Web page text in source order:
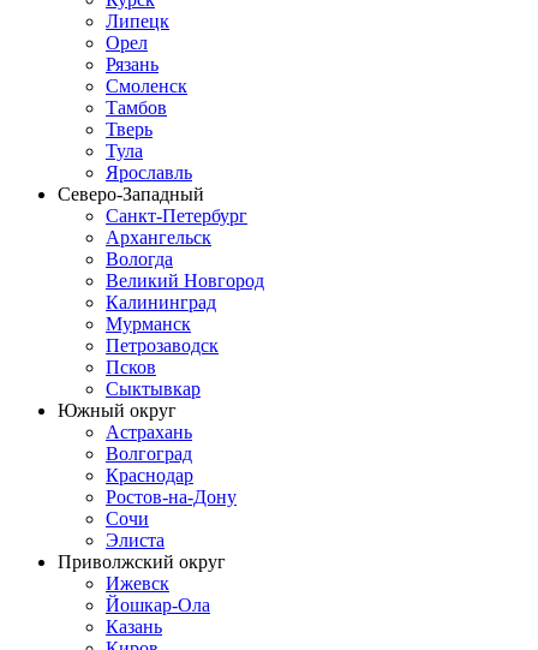
Липецк
Орел
Рязань
Смоленск
Тамбов
Тверь
Тула
Ярославль
Северо-Западный
Санкт-Петербург
Архангельск
Вологда
Великий Новгород
Калининград
Мурманск
Петрозаводск
Псков
Сыктывкар
Южный округ
Астрахань
Волгоград
Краснодар
Ростов-на-Дону
Сочи
Элиста
Приволжский округ
Ижевск
Йошкар-Ола
Казань